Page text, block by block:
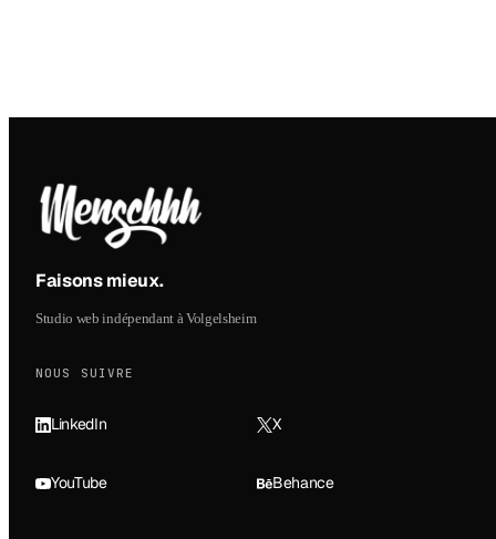
Faisons mieux.
Studio web indépendant à Volgelsheim
NOUS SUIVRE
LinkedIn X
YouTube Behance